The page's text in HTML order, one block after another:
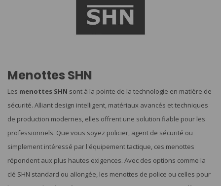
Menottes SHN
Les menottes SHN sont à la pointe de la technologie en matière de
sécurité. Alliant design intelligent, matériaux avancés et techniques
de production modernes, elles offrent une solution fiable pour les
professionnels. Que vous soyez policier, agent de sécurité ou
simplement intéressé par l'équipement tactique, ces menottes
répondent aux plus hautes exigences. Avec des options comme la
clé SHN standard ou allongée, les menottes de police ou celles pour